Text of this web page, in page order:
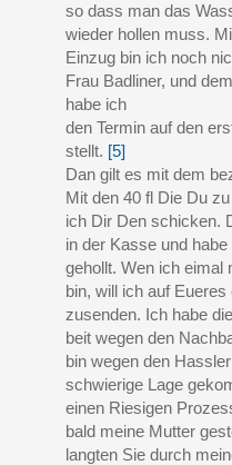
so dass man das
wieder hollen muss.
Einzug bin ich noch
Frau Badliner, und
habe ich
den Termin auf den
stellt. [5]
Dan gilt es mit dem
Mit den 40 fl Die Du
ich Dir Den schicken.
in der Kasse und
gehollt. Wen ich eimal
bin, will ich auf
zusenden. Ich habe
beit wegen den
bin wegen den
schwierige Lage
einen Riesigen
bald meine Mutter
langten Sie durch